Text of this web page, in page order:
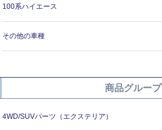
100系ハイエース
その他の車種
商品グループ
4WD/SUVパーツ（エクステリア）